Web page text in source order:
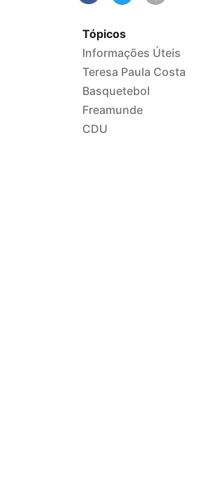
Tópicos
Informações Úteis
Teresa Paula Costa
Basquetebol
Freamunde
CDU